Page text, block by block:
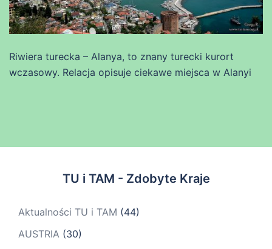
Riwiera turecka – Alanya, to znany turecki kurort
wczasowy. Relacja opisuje ciekawe miejsca w Alanyi
TU i TAM - Zdobyte Kraje
Aktualności TU i TAM (44)
AUSTRIA (30)